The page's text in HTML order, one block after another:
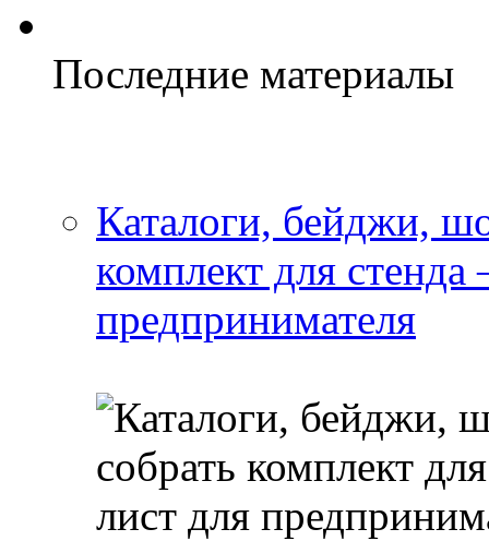
Последние материалы
Каталоги, бейджи,
комплект для
предпринимателя